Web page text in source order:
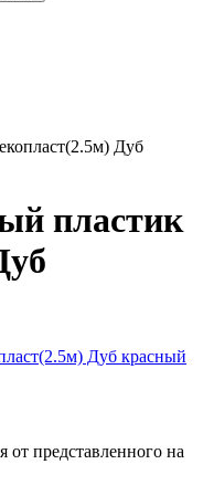
Дуб
пластик
представленного на